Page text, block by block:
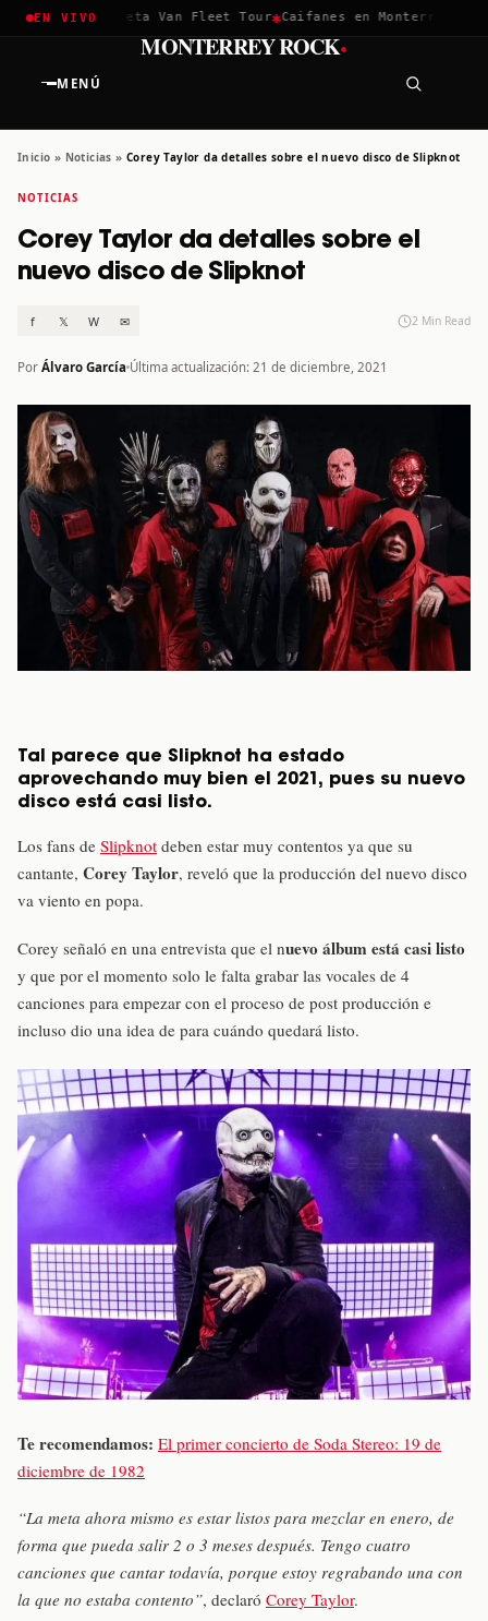
EN VIVO
2026✱Greta Van Fleet Tour✱Caifanes en Monterrey · 12
MENÚ
MONTERREY ROCK·
Inicio » Noticias » Corey Taylor da detalles sobre el nuevo disco de Slipknot
NOTICIAS
Corey Taylor da detalles sobre el
nuevo disco de Slipknot
f 𝕏 W ✉ 2 Min Read
Por Álvaro García Última actualización: 21 de diciembre, 2021
Tal parece que Slipknot ha estado
aprovechando muy bien el 2021, pues su nuevo
disco está casi listo.
Los fans de Slipknot deben estar muy contentos ya que su
cantante, Corey Taylor, reveló que la producción del nuevo disco
va viento en popa.
Corey señaló en una entrevista que el nuevo álbum está casi listo
y que por el momento solo le falta grabar las vocales de 4
canciones para empezar con el proceso de post producción e
incluso dio una idea de para cuándo quedará listo.
Te recomendamos: El primer concierto de Soda Stereo: 19 de
diciembre de 1982
“La meta ahora mismo es estar listos para mezclar en enero, de
forma que pueda salir 2 o 3 meses después. Tengo cuatro
canciones que cantar todavía, porque estoy regrabando una con
la que no estaba contento”, declaró Corey Taylor.